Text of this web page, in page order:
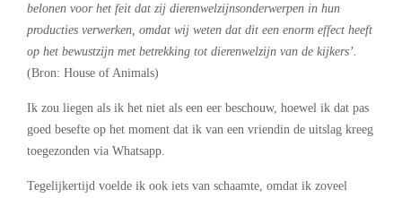
belonen voor het feit dat zij dierenwelzijnsonderwerpen in hun
producties verwerken, omdat wij weten dat dit een enorm effect heeft
op het bewustzijn met betrekking tot dierenwelzijn van de kijkers’.
(Bron: House of Animals)
Ik zou liegen als ik het niet als een eer beschouw, hoewel ik dat pas
goed besefte op het moment dat ik van een vriendin de uitslag kreeg
toegezonden via Whatsapp.
Tegelijkertijd voelde ik ook iets van schaamte, omdat ik zoveel